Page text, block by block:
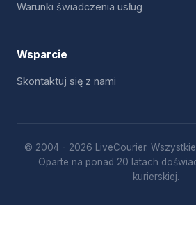
Warunki świadczenia usług
Wsparcie
Skontaktuj się z nami
© 2004 - 2026 LiveCourier.
Oparte na ponad 20 latach
kurierskiej.